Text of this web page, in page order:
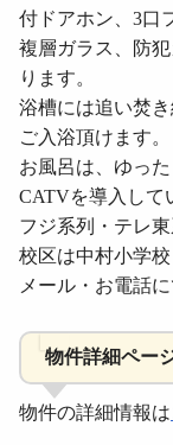
付ドアホン、3口
複層ガラス、防
ります。
浴槽には追い焚
ご入浴頂けます。
お風呂は、ゆっ
CATVを導入して
フジ系列・テレ
校区は中村小学校
メール・お電話
物件詳細ペー
物件の詳細情報は